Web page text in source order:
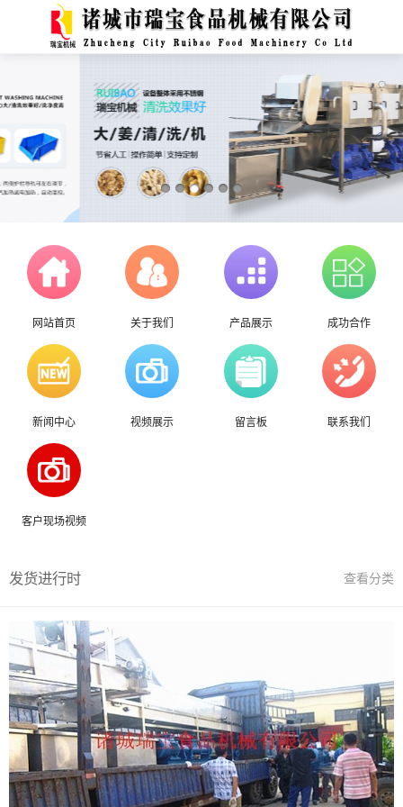
网站首页 关于我们 产品展示 成功合作
新闻中心 视频展示 留言板 联系我们
客户现场视频
发货进行时 查看分类